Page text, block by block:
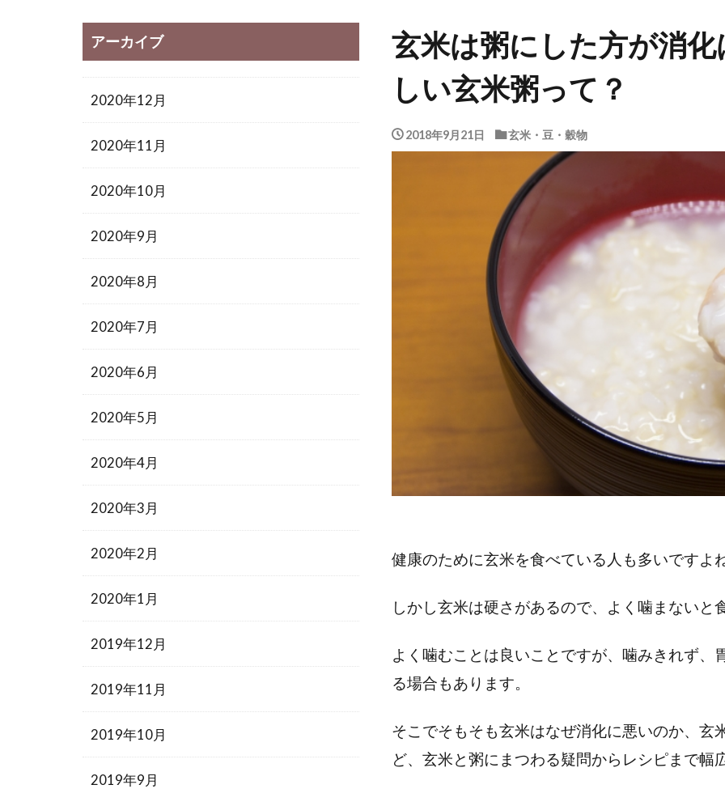
玄米は粥にした方が消
しい玄米粥って？
2018年9月21日 玄米・豆・穀物
健康のために玄米を食べている人も多いですよ
しかし玄米は硬さがあるので、よく噛まないと
よく噛むことは良いことですが、噛みきれず
る場合もあります。
そこでそもそも玄米はなぜ消化に悪いのか、玄
ど、玄米と粥にまつわる疑問からレシピまで幅
アーカイブ
2020年12月
2020年11月
2020年10月
2020年9月
2020年8月
2020年7月
2020年6月
2020年5月
2020年4月
2020年3月
2020年2月
2020年1月
2019年12月
2019年11月
2019年10月
2019年9月